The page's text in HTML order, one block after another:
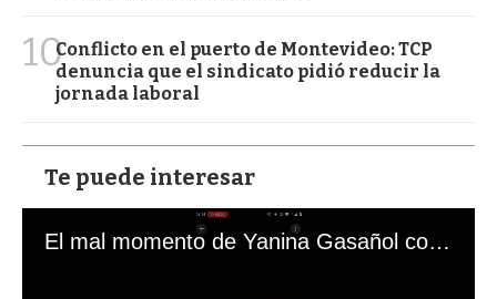
10Conflicto en el puerto de Montevideo: TCP
denuncia que el sindicato pidió reducir la
jornada laboral
Te puede interesar
El mal momento de Yanina Gasañol con un hincha argentino en "Subrayado"